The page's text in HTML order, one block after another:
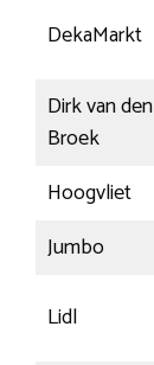
DekaMarkt
Dirk van den
Broek
Hoogvliet
Jumbo
Lidl